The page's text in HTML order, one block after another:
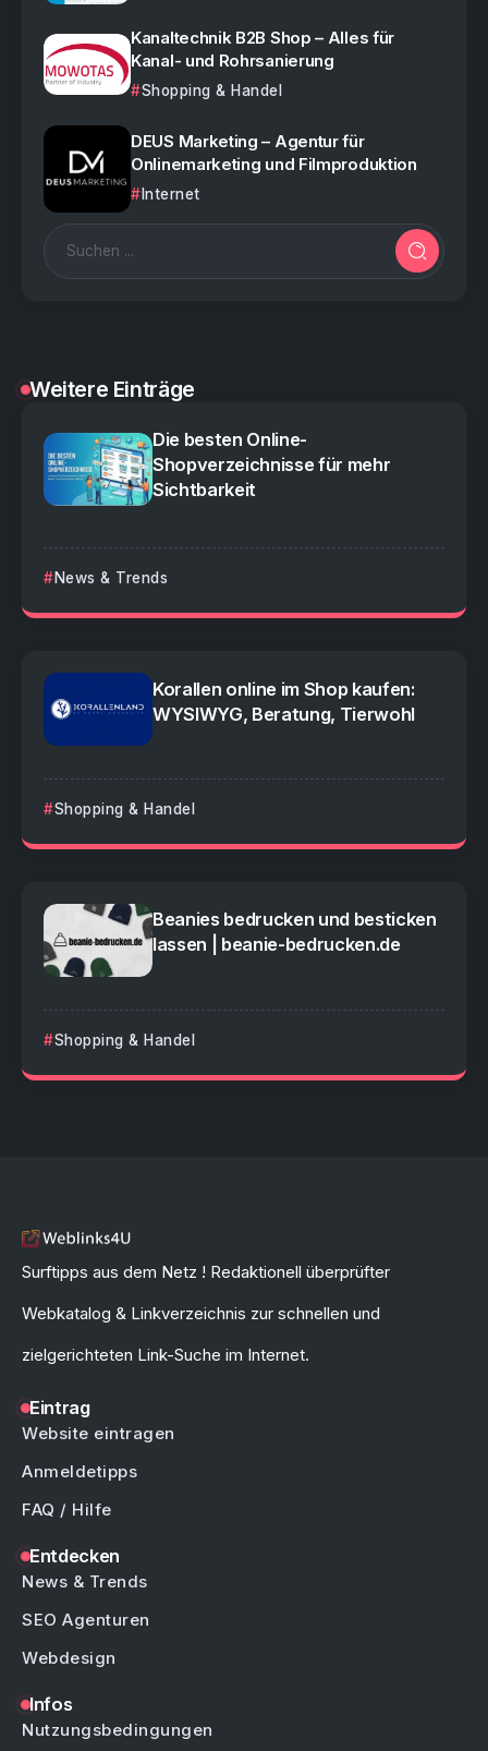
Kanaltechnik B2B Shop – Alles für
Kanal- und Rohrsanierung
Shopping & Handel
DEUS Marketing – Agentur für
Onlinemarketing und Filmproduktion
Internet
Weitere Einträge
Die besten Online-
Shopverzeichnisse für mehr
Sichtbarkeit
News & Trends
Korallen online im Shop kaufen:
WYSIWYG, Beratung, Tierwohl
Shopping & Handel
Beanies bedrucken und besticken
lassen | beanie-bedrucken.de
Shopping & Handel
Surftipps aus dem Netz ! Redaktionell überprüfter
Webkatalog & Linkverzeichnis zur schnellen und
zielgerichteten Link-Suche im Internet.
Eintrag
Website eintragen
Anmeldetipps
FAQ / Hilfe
Entdecken
News & Trends
SEO Agenturen
Webdesign
Infos
Nutzungsbedingungen